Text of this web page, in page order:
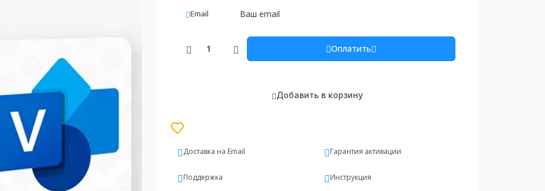
Email
Оплатить
Добавить в корзину
Доставка на Email Гарантия активации
Поддержка Инструкция